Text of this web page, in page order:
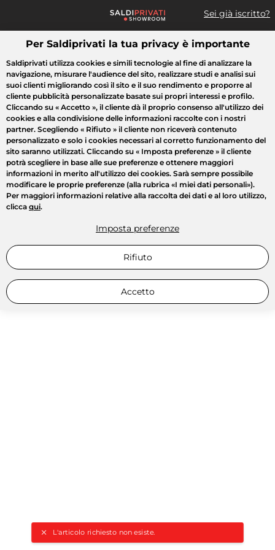
Sei già iscritto?
Cosa cerchi?
L'articolo richiesto non esiste.
Tutte le vendite Moda Casa Bellezza Elettrodomestici
Per Saldiprivati la tua privacy è importante
Saldiprivati utilizza cookies e simili tecnologie al fine di analizzare la
navigazione, misurare l'audience del sito, realizzare studi e analisi sui
suoi clienti migliorando così il sito e il suo rendimento e proporre al
cliente pubblicità personalizzate basate sui propri interessi e profilo.
Cliccando su « Accetto », il cliente dà il proprio consenso all'utilizzo dei
cookies e alla condivisione delle informazioni raccolte con i nostri
partner. Scegliendo « Rifiuto » il cliente non riceverà contenuto
personalizzato e solo i cookies necessari al corretto funzionamento del
sito saranno utilizzati. Cliccando su « Imposta preferenze » il cliente
potrà scegliere in base alle sue preferenze e ottenere maggiori
informazioni in merito all'utilizzo dei cookies. Sarà sempre possibile
modificare le proprie preferenze (alla rubrica «I miei dati personali»).
Per maggiori informazioni relative alla raccolta dei dati e al loro utilizzo,
clicca qui.
Imposta preferenze
Rifiuto
Accetto